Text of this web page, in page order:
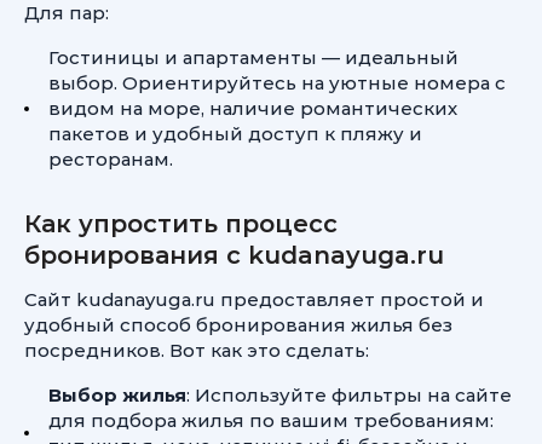
Для пар:
Гостиницы и апартаменты — идеальный
выбор. Ориентируйтесь на уютные номера с
видом на море, наличие романтических
пакетов и удобный доступ к пляжу и
ресторанам.
Как упростить процесс
бронирования с kudanayuga.ru
Сайт kudanayuga.ru предоставляет простой и
удобный способ бронирования жилья без
посредников. Вот как это сделать:
Выбор жилья: Используйте фильтры на сайте
для подбора жилья по вашим требованиям: